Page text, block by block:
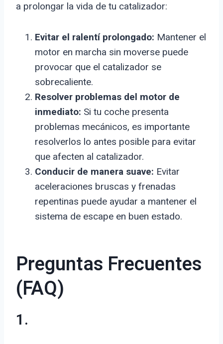
a prolongar la vida de tu catalizador:
Evitar el ralentí prolongado: Mantener el
motor en marcha sin moverse puede
provocar que el catalizador se
sobrecaliente.
Resolver problemas del motor de
inmediato: Si tu coche presenta
problemas mecánicos, es importante
resolverlos lo antes posible para evitar
que afecten al catalizador.
Conducir de manera suave: Evitar
aceleraciones bruscas y frenadas
repentinas puede ayudar a mantener el
sistema de escape en buen estado.
Preguntas Frecuentes
(FAQ)
1.